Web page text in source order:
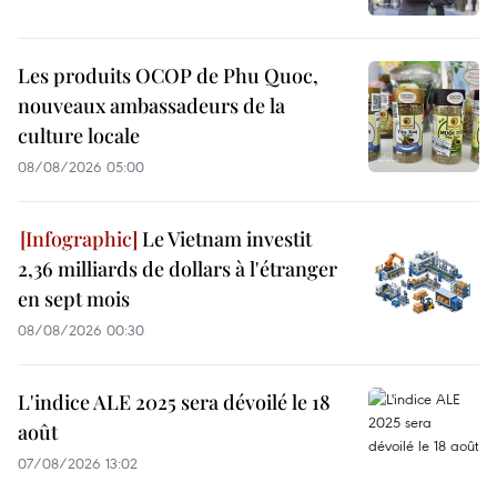
Les produits OCOP de Phu Quoc,
nouveaux ambassadeurs de la
culture locale
08/08/2026 05:00
Le Vietnam investit
2,36 milliards de dollars à l'étranger
en sept mois
08/08/2026 00:30
L'indice ALE 2025 sera dévoilé le 18
août
07/08/2026 13:02